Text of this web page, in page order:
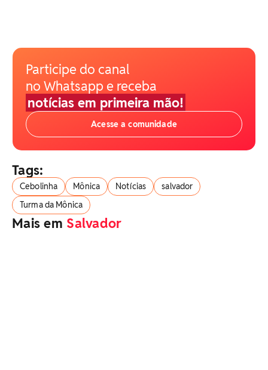
Participe do canal
no Whatsapp e receba
notícias em primeira mão!
Acesse a comunidade
Tags:
Cebolinha Mônica Notícias
salvador
Turma da Mônica
Mais em Salvador